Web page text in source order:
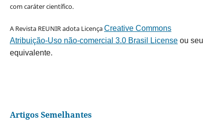
com caráter científico.
A Revista REUNIR adota LicençaCreative Commons
Atribuição-Uso não-comercial 3.0 Brasil Licenseou seu
equivalente.
Artigos Semelhantes